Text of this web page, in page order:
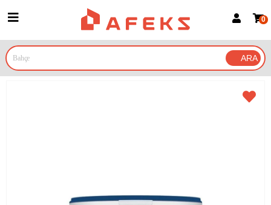
Google İle Bağlan
0